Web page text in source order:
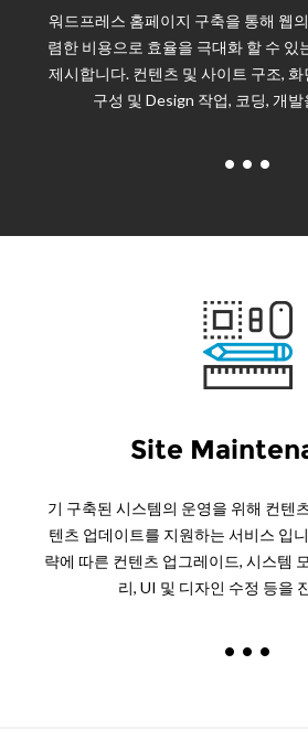
워드프레스 홈페이지 구축을 통해 웹
렴한 비용으로 효율을 극대화 할 수 있
제시합니다. 컨텐츠 및 사이트 구조,
구성 및 Design 작업, 코딩, 개
Site
기 구축된 시스템의 운영을 위해 컨텐
텐츠 업데이트를 지원하는 서비스 입
략에 따른 컨텐츠 업그레이드, 시스템
리, UI 및 디자인 수정 등을